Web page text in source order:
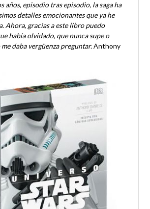
años, episodio tras episodio, la saga ha
detalles emocionantes que ya he
Ahora, gracias a este libro puedo
había olvidado, que nunca supe o
daba vergüenza preguntar.Anthony